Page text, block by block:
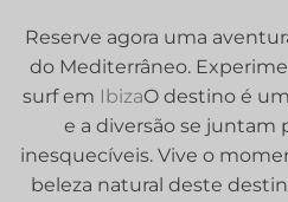
Reserve agora uma
do Mediterrâneo.
surf em IbizaO destino é
e a diversão se juntam
inesquecíveis. Vive o
beleza natural deste